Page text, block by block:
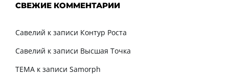
СВЕЖИЕ КОММЕНТАРИИ
Савелий к записи Контур Роста
Савелий к записи Высшая Точка
TEMA к записи Samorph